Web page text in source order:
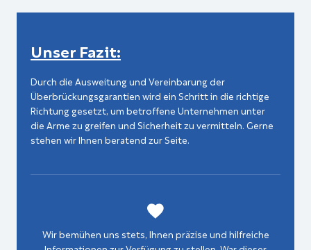
Unser Fazit:
Durch die Ausweitung und Vereinbarung der
Überbrückungsgarantien wird ein Schritt in die richtige
Richtung gesetzt, um betroffene Unternehmen unter
die Arme zu greifen und Sicherheit zu vermitteln. Gerne
stehen wir Ihnen beratend zur Seite.
Wir bemühen uns stets, Ihnen präzise und hilfreiche